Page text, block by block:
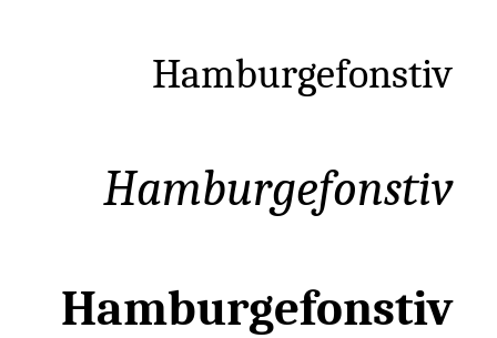
Hamburgefonstiv
Hamburgefonstiv
Hamburgefonstiv